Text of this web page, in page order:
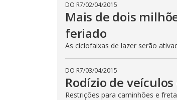
DO R7/02/04/2015
Mais de dois
feriado
As ciclofaixas de lazer serão
DO R7/03/04/2015
Rodízio de
Restrições para caminhões e